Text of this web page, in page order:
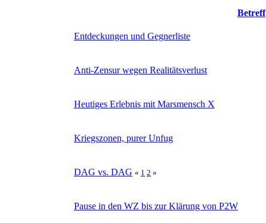
Betreff
Entdeckungen und Gegnerliste
Anti-Zensur wegen Realitätsverlust
Heutiges Erlebnis mit Marsmensch X
Kriegszonen, purer Unfug
DAG vs. DAG « 1 2 »
Pause in den WZ bis zur Klärung von P2W